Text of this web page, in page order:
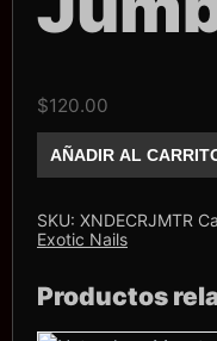
$120.00
Mix
Exotic
Tornasol
Jumbo
cantidad
AÑADIR AL
SKU: XNDECRJMTR
Exotic Nails
Productos